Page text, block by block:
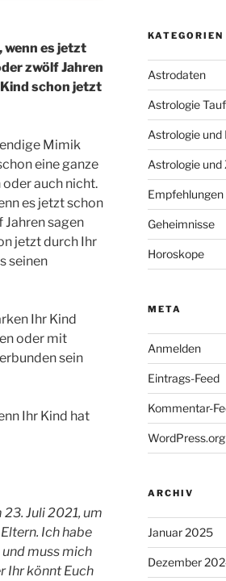
wenn es jetzt
zwölf Jahren
schon jetzt
Mimik
eine ganze
oder auch nicht.
es jetzt schon
Jahren sagen
jetzt durch Ihr
seinen
Ihr Kind
oder mit
sein
Ihr Kind hat
Juli 2021, um
Ich habe
muss mich
Ihr könnt Euch
KATEGORIEN
Astrodaten
Astrologie
Astrologie und
Astrologie und
Empfehlungen
Geheimnisse
Horoskope
META
Anmelden
Eintrags-Feed
Kommentar-
WordPress.org
ARCHIV
Januar 2025
Dezember